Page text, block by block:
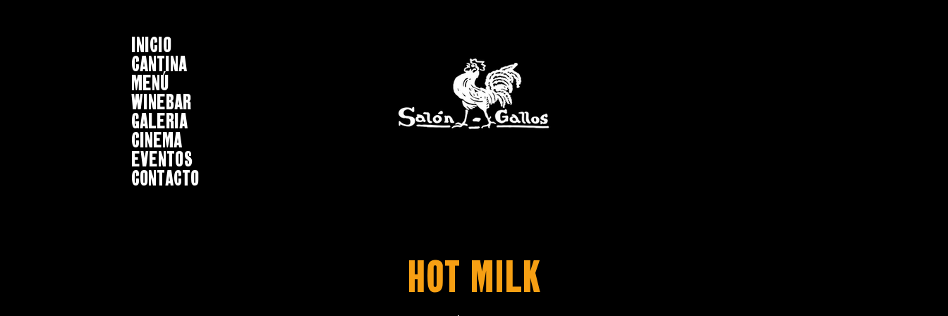
INICIO
CANTINA
MENÚ
WINEBAR
GALERIA
CINEMA
EVENTOS
CONTACTO
Hot Milk